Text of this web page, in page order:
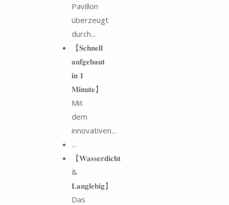
Pavillon
überzeugt
durch...
【𝐒𝐜𝐡𝐧𝐞𝐥𝐥
𝐚𝐮𝐟𝐠𝐞𝐛𝐚𝐮𝐭
𝐢𝐧 𝟏
𝐌𝐢𝐧𝐮𝐭𝐞】
Mit
dem
innovativen...
...
【𝐖𝐚𝐬𝐬𝐞𝐫𝐝𝐢𝐜𝐡𝐭
&
𝐋𝐚𝐧𝐠𝐥𝐞𝐛𝐢𝐠】
Das